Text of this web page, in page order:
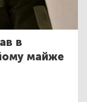
в
майже